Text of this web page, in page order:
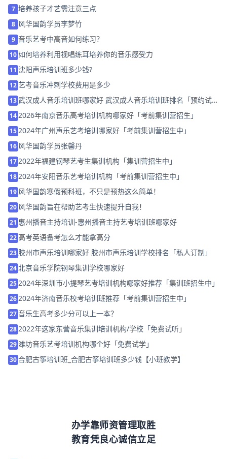
7 培养孩子才艺需注意三点
8 风华国韵学员李梦竹
9 音乐艺考中高音如何练习？
10如何培养利用视唱练耳培养你的音乐感受力
11 沈阳声乐培训班多少钱?
12艺考音乐冲刺学校费用是多少
13武汉成人音乐培训班哪家好 武汉成人音乐培训班排名「预约试
听」
142026年南京音乐高考培训机构哪家好「考前集训营招生」
152024年广州声乐艺考培训哪家好「考前集训营招生中」
16 风华国韵学员张馨丹
172022年福建钢琴艺考生集训机构「集训营招生中」
182024年安阳音乐艺考培训机构「考前集训营招生中」
19 风华国韵寒假预科班，不只是预热这么简单！
20 风华国韵旨在帮助艺考生快速提升自我！
21 惠州播音主持培训-惠州播音主持艺考培训班哪家好
22高考英语备考怎么才能拿高分
23 胶州市声乐培训哪家好 胶州市声乐培训学校排名「私人订制」
24北京音乐学院钢琴集训学校哪家好
252024年深圳市小提琴艺考培训机构哪家好推荐「集训班招生中」
262024年济南音乐校考培训班推荐「考前集训营招生中」
27音乐生高考多少分可以上一本？
282022年这家东营音乐集训培训机构/学校「免费试听」
29潍坊音乐艺考培训机构哪个好「免费试学」
30合肥古筝培训班_合肥古筝培训班多少钱【小班教学】
办学靠师资管理取胜
教育凭良心诚信立足